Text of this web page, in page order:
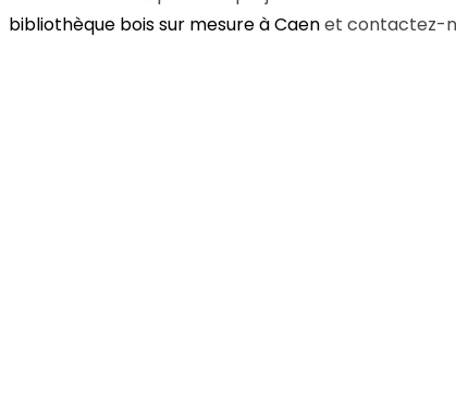
bibliothèque bois sur mesure à Caenet contactez-